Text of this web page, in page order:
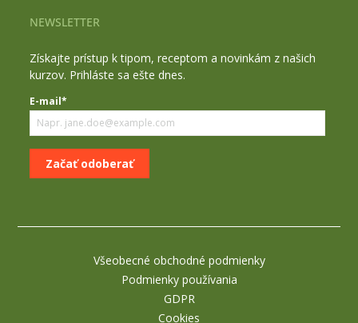
NEWSLETTER
Všeobecné obchodné podmienky
Podmienky používania
GDPR
Cookies